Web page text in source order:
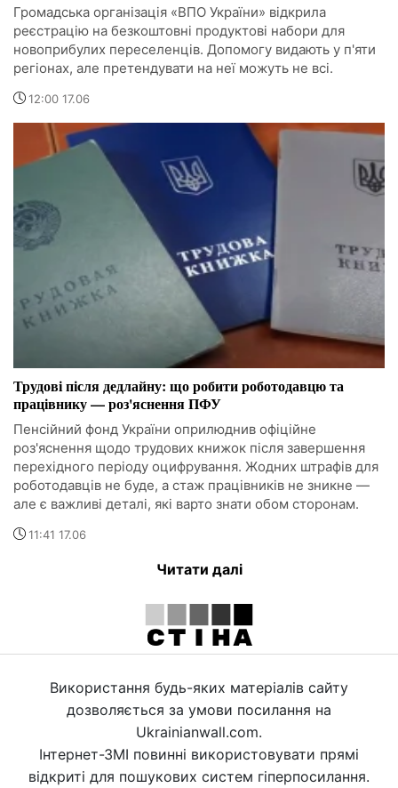
Громадська організація «ВПО України» відкрила
реєстрацію на безкоштовні продуктові набори для
новоприбулих переселенців. Допомогу видають у п'яти
регіонах, але претендувати на неї можуть не всі.
12:00 17.06
Трудові після дедлайну: що робити роботодавцю та
працівнику — роз'яснення ПФУ
Пенсійний фонд України оприлюднив офіційне
роз'яснення щодо трудових книжок після завершення
перехідного періоду оцифрування. Жодних штрафів для
роботодавців не буде, а стаж працівників не зникне —
але є важливі деталі, які варто знати обом сторонам.
11:41 17.06
Читати далі
Використання будь-яких матеріалів сайту
дозволяється за умови посилання на
Ukrainianwall.com.
Інтернет-ЗМІ повинні використовувати прямі
відкриті для пошукових систем гіперпосилання.